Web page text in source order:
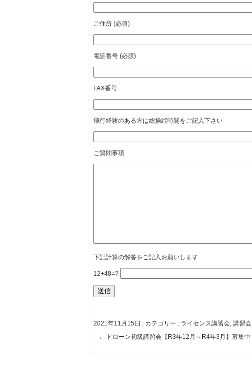
ご住所 (必須)
電話番号 (必須)
FAX番号
飛行経験のある方は総操縦時間をご記入下さい
ご質問事項
下記計算の解答をご記入お願いします
12+48=?
2021年11月15日 カテゴリー : ライセンス講習会, 講習会
←
ドローン初級講習会【R3年12月～R4年3月】募集中